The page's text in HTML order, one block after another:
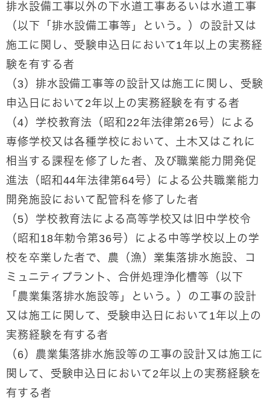
排水設備工事以外の下水道工事あるいは水道工事
（以下「排水設備工事等」という。）の設計又は
施工に関し、受験申込日において1年以上の実務経
験を有する者
（3）排水設備工事等の設計又は施工に関し、受験
申込日において2年以上の実務経験を有する者
（4）学校教育法（昭和22年法律第26号）による
専修学校又は各種学校において、土木又はこれに
相当する課程を修了した者、及び職業能力開発促
進法（昭和44年法律第64号）による公共職業能力
開発施設において配管科を修了した者
（5）学校教育法による高等学校又は旧中学校令
（昭和18年勅令第36号）による中等学校以上の学
校を卒業した者で、農（漁）業集落排水施設、コ
ミュニティプラント、合併処理浄化槽等（以下
「農業集落排水施設等」という。）の工事の設計
又は施工に関して、受験申込日において1年以上の
実務経験を有する者
（6）農業集落排水施設等の工事の設計又は施工に
関して、受験申込日において2年以上の実務経験を
有する者